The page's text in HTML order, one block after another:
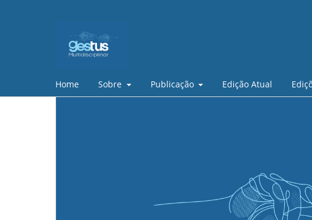
Home Sobre Publicação Edição Atual